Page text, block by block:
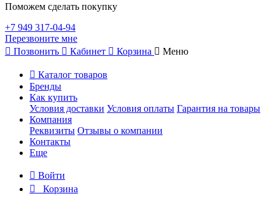
Поможем сделать покупку
+7 949 317-04-94
Перезвоните мне
Позвонить
Кабинет Корзина Меню
Каталог товаров
Бренды
Как купить
Условия доставки Условия оплаты Гарантия на товары
Компания
Реквизиты Отзывы о компании
Контакты
Еще
Войти
Корзина